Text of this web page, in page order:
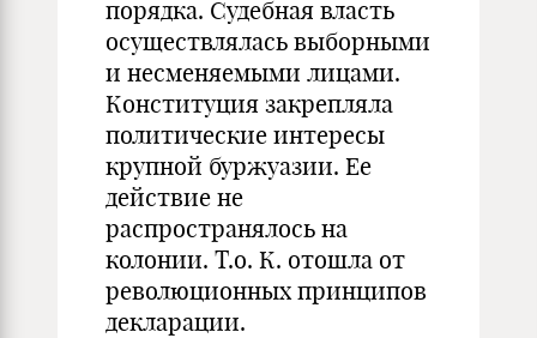
порядка. Судебная власть
осуществлялась выборными
и несменяемыми лицами.
Конституция закрепляла
политические интересы
крупной буржуазии. Ее
действие не
распространялось на
колонии. Т.о. К. отошла от
революционных принципов
декларации.